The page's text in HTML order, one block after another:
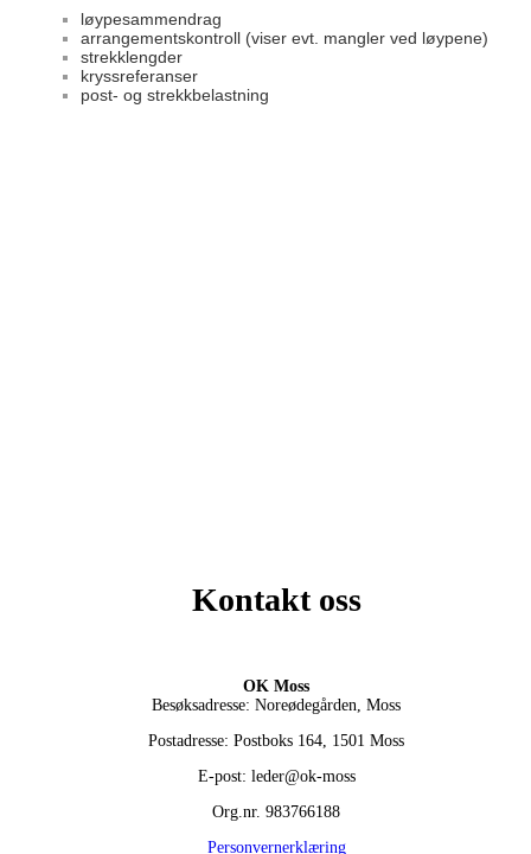
løypesammendrag
arrangementskontroll (viser evt. mangler ved løypene)
strekklengder
kryssreferanser
post- og strekkbelastning
Kontakt oss
OK Moss
Besøksadresse: Noreødegården, Moss
Postadresse: Postboks 164, 1501 Moss
E-post: leder@ok-moss
Org.nr. 983766188
Personvernerklæring